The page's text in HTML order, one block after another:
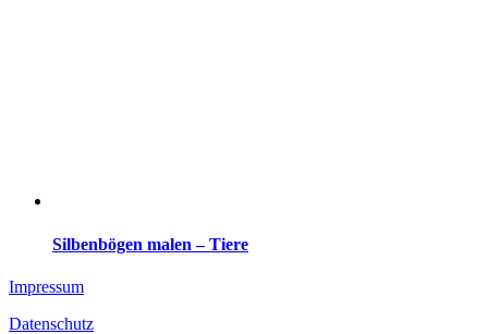
Silbenbögen malen – Tiere
Impressum
Datenschutz